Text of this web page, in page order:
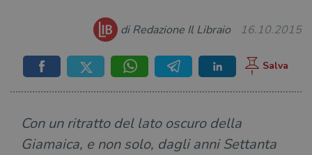
di Redazione Il Libraio 16.10.2015
Con un ritratto del lato oscuro della
Giamaica, e non solo, dagli anni Settanta